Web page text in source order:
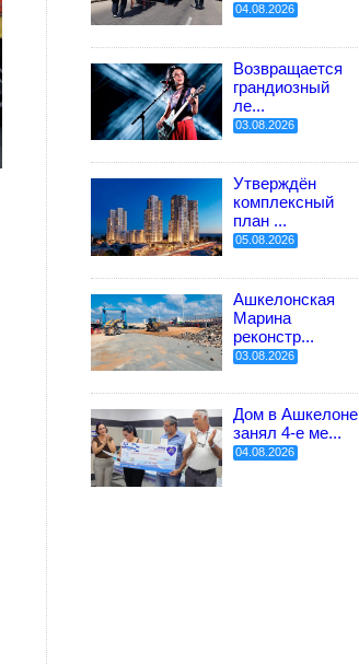
04.08.2026
Возвращается
грандиозный
ле...
03.08.2026
Утверждён
комплексный
план ...
05.08.2026
Ашкелонская
Марина
реконстр...
03.08.2026
Дом в Ашкелоне
занял 4-е ме...
04.08.2026